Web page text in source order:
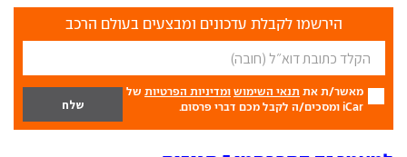
הירשמו לקבלת עדכונים ומבצעים בעולם הרכב
מאשר/ת את תנאי השימוש ומדיניות הפרטיות של
iCar ומסכים/ה לקבל מכם דברי פרסום.